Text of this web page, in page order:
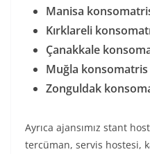
Manisa
Kırklareli
Çanakkale
Muğla konsomatris
Zonguldak
Ayrıca ajansımız stant
tercüman, servis hostesi,